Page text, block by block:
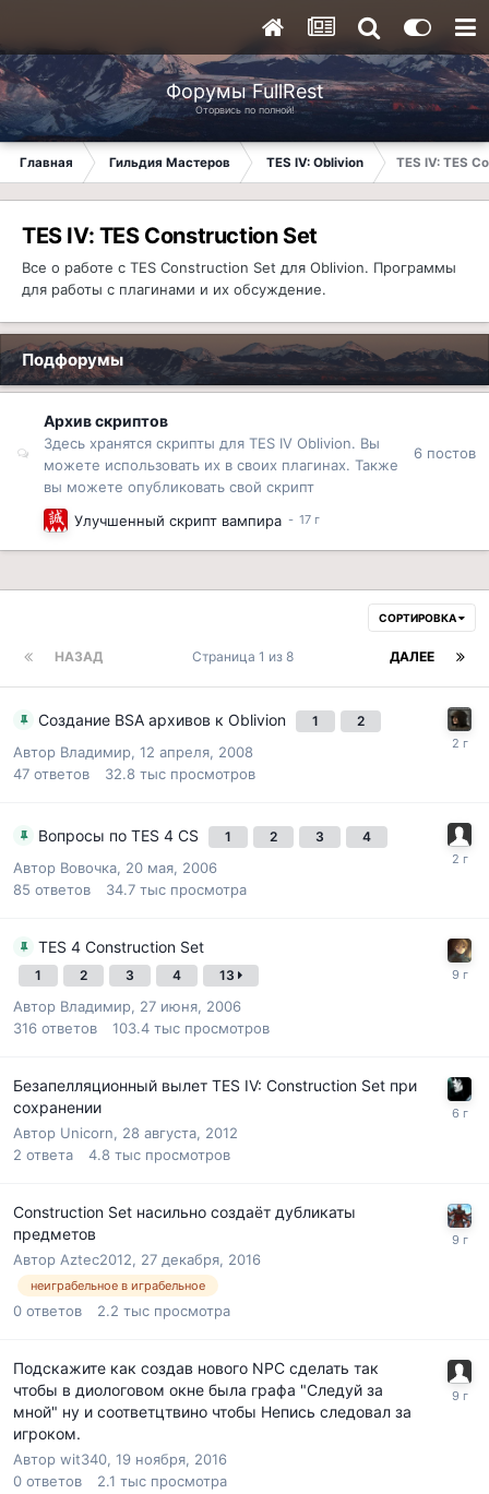
Форумы FullRest
Оторвись по полной!
Главная Гильдия Мастеров TES IV: Oblivion TES IV: TES
TES IV: TES Construction Set
Все о работе с TES Construction Set для Oblivion. Программы
для работы с плагинами и их обсуждение.
Подфорумы
Архив скриптов
Здесь хранятся скрипты для TES IV Oblivion. Вы
можете использовать их в своих плагинах. Также
вы можете опубликовать свой скрипт
6 постов
Улучшенный скрипт вампира
СОРТИРОВКА
НАЗАД ДАЛЕЕ
Страница 1 из 8
Создание BSA архивов к Oblivion 1 2
Автор Владимир, 12 апреля, 2008
47 ответов 32.8 тыс просмотров
Вопросы по TES 4 CS 1 2 3 4
Автор Вовочка, 20 мая, 2006
85 ответов 34.7 тыс просмотра
TES 4 Construction Set
1 2 3 4 13
Автор Владимир, 27 июня, 2006
316 ответов 103.4 тыс просмотров
Безапелляционный вылет TES IV: Construction Set при
сохранении
Автор Unicorn, 28 августа, 2012
2 ответа 4.8 тыс просмотров
Construction Set насильно создаёт дубликаты
предметов
Автор Aztec2012, 27 декабря, 2016
неиграбельное в играбельное
0 ответов 2.2 тыс просмотра
Подскажите как создав нового NPC сделать так
чтобы в диологовом окне была графа "Следуй за
мной" ну и соответцтвино чтобы Непись следовал за
игроком.
Автор wit340, 19 ноября, 2016
0 ответов 2.1 тыс просмотра